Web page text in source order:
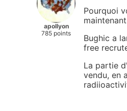
apollyon
785 points
Pourquoi
Bughic a
free
La partie
vendu, en